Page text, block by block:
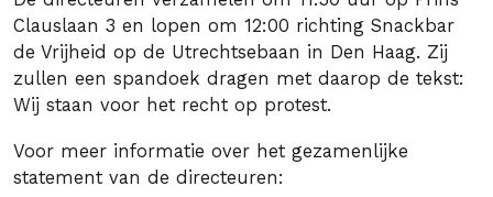
Clauslaan 3 en lopen om 12:00 richting Snackbar
de Vrijheid op de Utrechtsebaan in Den Haag. Zij
zullen een spandoek dragen met daarop de tekst:
Wij staan voor het recht op protest.
Voor meer informatie over het gezamenlijke
statement van de directeuren: